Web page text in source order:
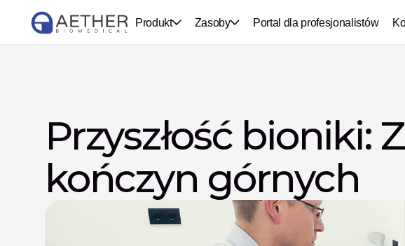
Produkt Zasoby Portal dla profesjonalistów
Przyszłość bioniki:
kończyn górnych